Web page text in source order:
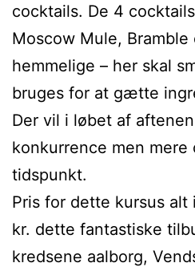
cocktails. De 4
Moscow Mule,
hemmelige – her skal
bruges for at gætte
Der vil i løbet af
konkurrence men
tidspunkt.
Pris for dette kursus alt
kr. dette fantastiske
kredsene aalborg,